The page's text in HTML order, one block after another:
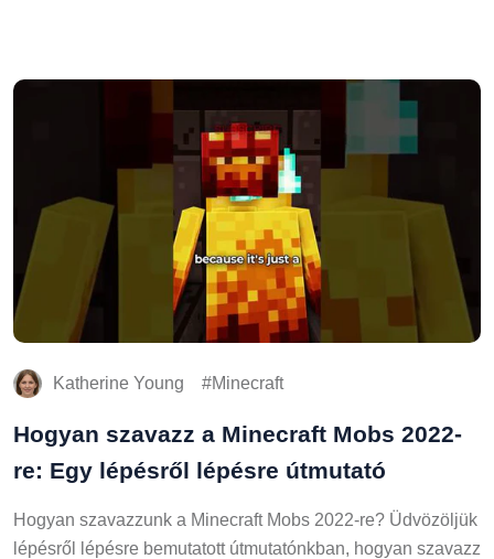
Katherine Young Minecraft
Hogyan szavazz a Minecraft Mobs 2022-
re: Egy lépésről lépésre útmutató
Hogyan szavazzunk a Minecraft Mobs 2022-re? Üdvözöljük
lépésről lépésre bemutatott útmutatónkban, hogyan szavazz